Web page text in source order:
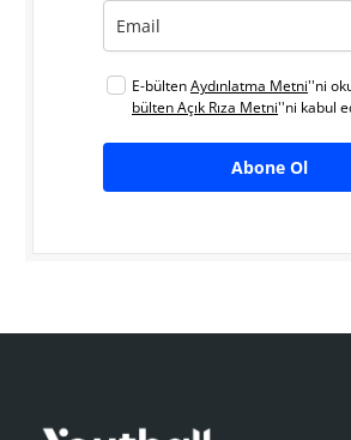
E-bültenAydınlatma Metni''ni
bülten Açık Rıza Metni''ni kabul
Abone Ol